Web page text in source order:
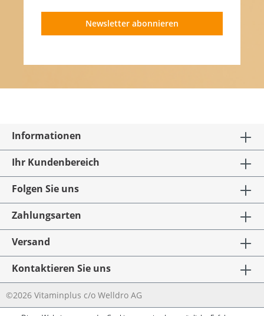
Newsletter abonnieren
Informationen
Ihr Kundenbereich
Folgen Sie uns
Zahlungsarten
Versand
Kontaktieren Sie uns
©2026 Vitaminplus c/o Welldro AG